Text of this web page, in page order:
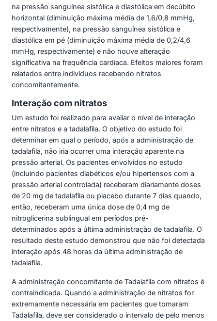
na pressão sanguínea sistólica e diastólica em decúbito
horizontal (diminuição máxima média de 1,6/0,8 mmHg,
respectivamente), na pressão sanguínea sistólica e
diastólica em pé (diminuição máxima média de 0,2/4,6
mmHg, respectivamente) e não houve alteração
significativa na frequência cardíaca. Efeitos maiores foram
relatados entre indivíduos recebendo nitratos
concomitantemente.
Interação com nitratos
Um estudo foi realizado para avaliar o nível de interação
entre nitratos e a tadalafila. O objetivo do estudo foi
determinar em qual o período, após a administração de
tadalafila, não iria ocorrer uma interação aparente na
pressão arterial. Os pacientes envolvidos no estudo
(incluindo pacientes diabéticos e/ou hipertensos com a
pressão arterial controlada) receberam diariamente doses
de 20 mg de tadalafila ou placebo durante 7 dias quando,
então, receberam uma única dose de 0,4 mg de
nitroglicerina sublingual em períodos pré-
determinados após a última administração de tadalafila. O
resultado deste estudo demonstrou que não foi detectada
interação após 48 horas da última administração de
tadalafila.
A administração concomitante de Tadalafila com nitratos é
contraindicada. Quando a administração de nitratos for
extremamente necessária em pacientes que tomaram
Tadalafila, deve ser considerado o intervalo de pelo menos